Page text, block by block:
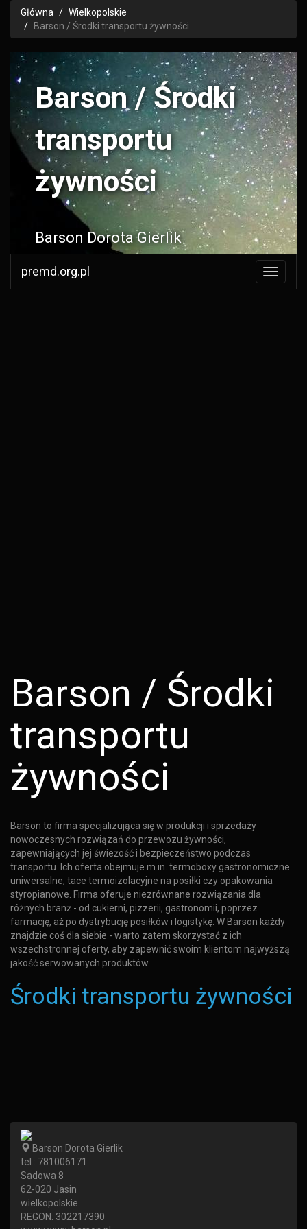
Główna
Wielkopolskie
Barson / Środki transportu żywności
Barson / Środki
transportu
żywności
Barson Dorota Gierlik
premd.org.pl
Barson / Środki
transportu
żywności
Barson to firma specjalizująca się w produkcji i sprzedaży
nowoczesnych rozwiązań do przewozu żywności,
zapewniających jej świeżość i bezpieczeństwo podczas
transportu. Ich oferta obejmuje m.in. termoboxy gastronomiczne
uniwersalne, tace termoizolacyjne na posiłki czy opakowania
styropianowe. Firma oferuje niezrównane rozwiązania dla
różnych branż - od cukierni, pizzerii, gastronomii, poprzez
farmację, aż po dystrybucję posiłków i logistykę. W Barson każdy
znajdzie coś dla siebie - warto zatem skorzystać z ich
wszechstronnej oferty, aby zapewnić swoim klientom najwyższą
jakość serwowanych produktów.
Środki transportu żywności
Barson Dorota Gierlik
tel.: 781006171
Sadowa 8
62-020 Jasin
wielkopolskie
REGON: 302217390